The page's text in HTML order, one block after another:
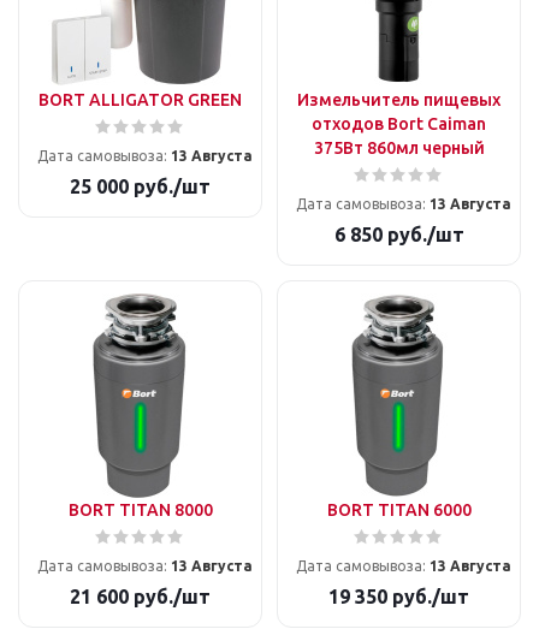
BORT ALLIGATOR GREEN
Дата самовывоза: 13 Августа
25 000 руб./шт
Измельчитель пищевых
отходов Bort Caiman
375Вт 860мл черный
Дата самовывоза: 13 Августа
6 850руб./шт
BORT TITAN 8000
Дата самовывоза: 13 Августа
21 600 руб./шт
BORT TITAN 6000
Дата самовывоза: 13 Августа
19 350 руб./шт